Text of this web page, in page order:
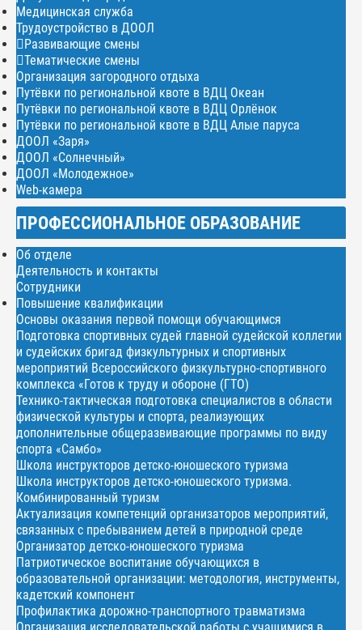
Медицинская служба
Трудоустройство в ДООЛ
Развивающие смены
Тематические смены
Организация загородного отдыха
Путёвки по региональной квоте в ВДЦ Океан
Путёвки по региональной квоте в ВДЦ Орлёнок
Путёвки по региональной квоте в ВДЦ Алые паруса
ДООЛ «Заря»
ДООЛ «Солнечный»
ДООЛ «Молодежное»
Web-камера
ПРОФЕССИОНАЛЬНОЕ ОБРАЗОВАНИЕ
Об отделе
Деятельность и контакты
Сотрудники
Повышение квалификации
Основы оказания первой помощи обучающимся
Подготовка спортивных судей главной судейской коллегии
и судейских бригад физкультурных и спортивных
мероприятий Всероссийского физкультурно-спортивного
комплекса «Готов к труду и обороне (ГТО)
Технико-тактическая подготовка специалистов в области
физической культуры и спорта, реализующих
дополнительные общеразвивающие программы по виду
спорта «Самбо»
Школа инструкторов детско-юношеского туризма
Школа инструкторов детско-юношеского туризма.
Комбинированный туризм
Актуализация компетенций организаторов мероприятий,
связанных с пребыванием детей в природной среде
Организатор детско-юношеского туризма
Патриотическое воспитание обучающихся в
образовательной организации: методология, инструменты,
кадетский компонент
Профилактика дорожно-транспортного травматизма